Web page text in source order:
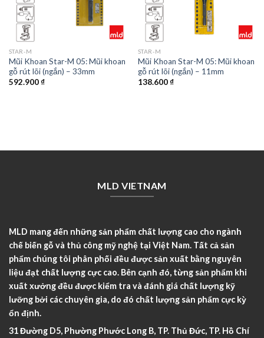
STAR-M
Mũi Khoan Star-M 05: Mũi khoan
gỗ rút lõi (ngắn) – 33mm
592.900₫
STAR-M
Mũi Khoan Star-M 05: Mũi khoan
gỗ rút lõi (ngắn) – 11mm
138.600₫
MLD VIETNAM
MLD mang đến những sản phẩm chất lượng cao cho ngành
chế biến gỗ và thủ công mỹ nghệ tại Việt Nam. Tất cả sản
phẩm chúng tôi phân phối đều được sản xuất bằng nguyên
liệu đạt chất lượng cực cao. Bên cạnh đó, từng sản phẩm khi
xuất xưởng đều được kiểm tra và đánh giá chất lượng kỹ
lưỡng bởi các chuyên gia, do đó chất lượng sản phẩm cực kỳ
ổn định.
31 Đường D5, Phường Phước Long B, TP. Thủ Đức, TP. Hồ Chí